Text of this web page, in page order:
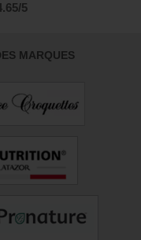
5
MARQUES